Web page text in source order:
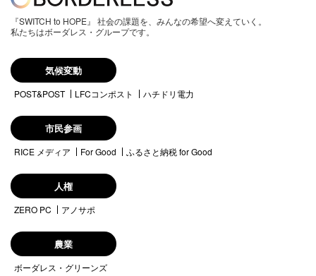
『SWITCH to HOPE』 社会の課題を、みんなの希望へ変えていく。
私たちはボーダレス・グループです。
気候変動
POST&POST LFCコンポスト ハチドリ電力
市民参画
RICE メディア For Good ふるさと納税 for Good
人権
ZERO PC アノサポ
農業
ボーダレス・グリーンズ